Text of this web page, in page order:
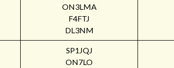
ON3LMA
F4FTJ
DL3NM
SP1JQJ
ON7LO